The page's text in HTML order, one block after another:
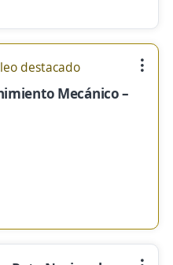
destacado
Mecánico –